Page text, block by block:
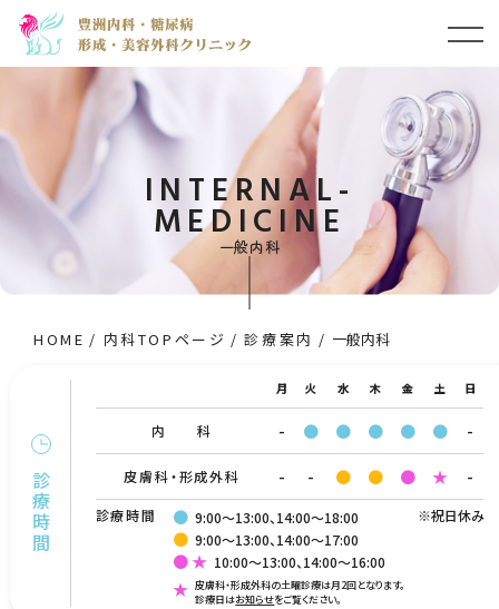
INTERNAL-
MEDICINE
一般内科
HOME 内科TOPページ 診療案内 一般内科
診療時間
月 火 水 木 金 土 日
内 科 - ● ● ● ● ● -
皮膚科・形成外科 - - ● ● ● ★ -
診療時間 ● 9:00〜13:00、14:00〜18:00 ※祝日休み
● 9:00〜13:00、14:00〜17:00
● ★ 10:00〜13:00、14:00〜16:00
皮膚科・形成外科の土曜診療は月2回となります。
診療日はお知らせをご覧ください。
INTERNAL-MEDICINE
幅広く内科系疾患・体調不良全般を
ご診察致します。
私はこれまで、自身の専門である糖尿病・内分泌代謝内科の
みならず、総合診療科、感染症内科、消化器内科、循環器内科、